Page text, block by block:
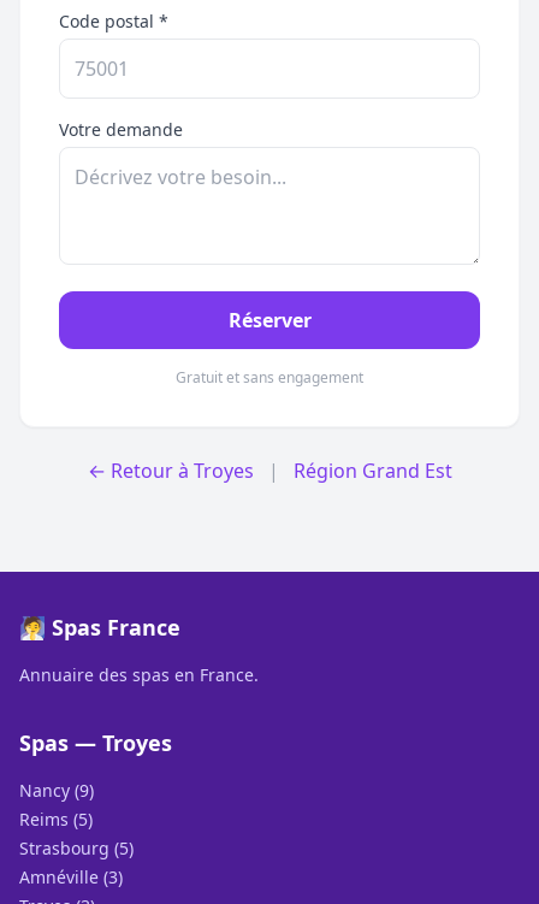
Code postal *
Votre demande
Réserver
Gratuit et sans engagement
← Retour à Troyes | Région Grand Est
🧖 Spas France
Annuaire des spas en France.
Spas — Troyes
Nancy (9)
Reims (5)
Strasbourg (5)
Amnéville (3)